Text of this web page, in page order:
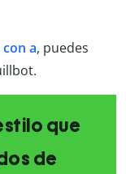
a, puedes
que
de